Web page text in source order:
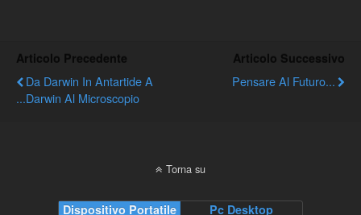
Articolo Precedente
Da Darwin In Antartide A
...Darwin Al Microscopio
Articolo Successivo
Pensare Al Futuro...
Torna su
Dispositivo Portatile Pc Desktop